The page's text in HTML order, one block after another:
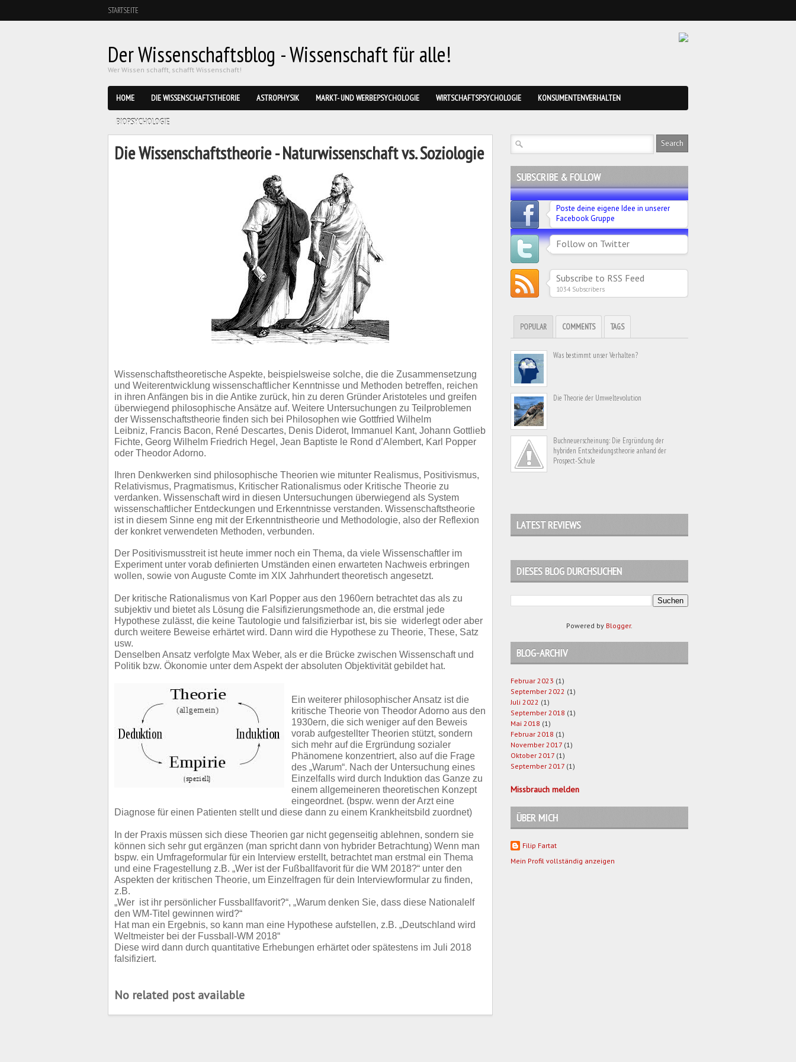
STARTSEITE
Der Wissenschaftsblog - Wissenschaft für alle!
Wer Wissen schafft, schafft Wissenschaft!
HOME DIE WISSENSCHAFTSTHEORIE ASTROPHYSIK MARKT- UND WERBEPSYCHOLOGIE WIRTSCHAFTSPSYCHOLOGIE KONSUMENTENVERHALTEN
BIOPSYCHOLOGIE
Die Wissenschaftstheorie - Naturwissenschaft vs. Soziologie
Wissenschaftstheoretische Aspekte, beispielsweise solche, die die Zusammensetzung
und Weiterentwicklung wissenschaftlicher Kenntnisse und Methoden betreffen, reichen
in ihren Anfängen bis in die Antike zurück, hin zu deren Gründer Aristoteles und greifen
überwiegend philosophische Ansätze auf. Weitere Untersuchungen zu Teilproblemen
der Wissenschaftstheorie finden sich bei Philosophen wie Gottfried Wilhelm
Leibniz, Francis Bacon, René Descartes, Denis Diderot, Immanuel Kant, Johann Gottlieb
Fichte, Georg Wilhelm Friedrich Hegel, Jean Baptiste le Rond d’Alembert, Karl Popper
oder Theodor Adorno.
Ihren Denkwerken sind philosophische Theorien wie mitunter Realismus, Positivismus,
Relativismus, Pragmatismus, Kritischer Rationalismus oder Kritische Theorie zu
verdanken. Wissenschaft wird in diesen Untersuchungen überwiegend als System
wissenschaftlicher Entdeckungen und Erkenntnisse verstanden. Wissenschaftstheorie
ist in diesem Sinne eng mit der Erkenntnistheorie und Methodologie, also der Reflexion
der konkret verwendeten Methoden, verbunden.
Der Positivismusstreit ist heute immer noch ein Thema, da viele Wissenschaftler im
Experiment unter vorab definierten Umständen einen erwarteten Nachweis erbringen
wollen, sowie von Auguste Comte im XIX Jahrhundert theoretisch angesetzt.
Der kritische Rationalismus von Karl Popper aus den 1960ern betrachtet das als zu
subjektiv und bietet als Lösung die Falsifizierungsmethode an, die erstmal jede
Hypothese zulässt, die keine Tautologie und falsifizierbar ist, bis sie widerlegt oder aber
durch weitere Beweise erhärtet wird. Dann wird die Hypothese zu Theorie, These, Satz
usw.
Denselben Ansatz verfolgte Max Weber, als er die Brücke zwischen Wissenschaft und
Politik bzw. Ökonomie unter dem Aspekt der absoluten Objektivität gebildet hat.
Ein weiterer philosophischer Ansatz ist die
kritische Theorie von Theodor Adorno aus den
1930ern, die sich weniger auf den Beweis
vorab aufgestellter Theorien stützt, sondern
sich mehr auf die Ergründung sozialer
Phänomene konzentriert, also auf die Frage
des „Warum“. Nach der Untersuchung eines
Einzelfalls wird durch Induktion das Ganze zu
einem allgemeineren theoretischen Konzept
eingeordnet. (bspw. wenn der Arzt eine
Diagnose für einen Patienten stellt und diese dann zu einem Krankheitsbild zuordnet)
In der Praxis müssen sich diese Theorien gar nicht gegenseitig ablehnen, sondern sie
können sich sehr gut ergänzen (man spricht dann von hybrider Betrachtung) Wenn man
bspw. ein Umfrageformular für ein Interview erstellt, betrachtet man erstmal ein Thema
und eine Fragestellung z.B. „Wer ist der Fußballfavorit für die WM 2018?“ unter den
Aspekten der kritischen Theorie, um Einzelfragen für dein Interviewformular zu finden,
z.B.
„Wer ist ihr persönlicher Fussballfavorit?“, „Warum denken Sie, dass diese Nationalelf
den WM-Titel gewinnen wird?“
Hat man ein Ergebnis, so kann man eine Hypothese aufstellen, z.B. „Deutschland wird
Weltmeister bei der Fussball-WM 2018“
Diese wird dann durch quantitative Erhebungen erhärtet oder spätestens im Juli 2018
falsifiziert.
No related post available
SUBSCRIBE & FOLLOW
Poste deine eigene Idee in unserer
Facebook Gruppe
Follow on Twitter
Subscribe to RSS Feed
1034 Subscribers
POPULAR COMMENTS TAGS
Was bestimmt unser Verhalten?
Die Theorie der Umweltevolution
Buchneuerscheinung: Die Ergründung der
hybriden Entscheidungstheorie anhand der
Prospect-Schule
LATEST REVIEWS
DIESES BLOG DURCHSUCHEN
Powered by Blogger.
BLOG-ARCHIV
Februar 2023 (1)
September 2022 (1)
Juli 2022 (1)
September 2018 (1)
Mai 2018 (1)
Februar 2018 (1)
November 2017 (1)
Oktober 2017 (1)
September 2017 (1)
Missbrauch melden
ÜBER MICH
Filip Fartat
Mein Profil vollständig anzeigen